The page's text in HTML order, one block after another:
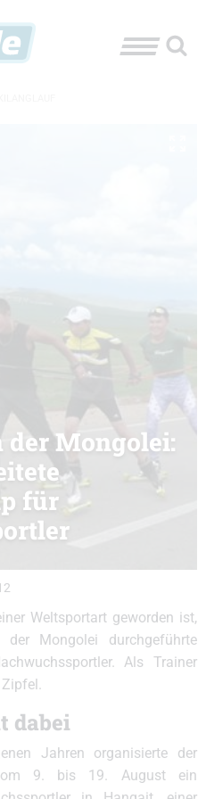
Mongolei:
für
Weltsportart geworden ist,
Mongolei durchgeführte
Als Trainer
dabei
Jahren organisierte der
9. bis 19. August ein